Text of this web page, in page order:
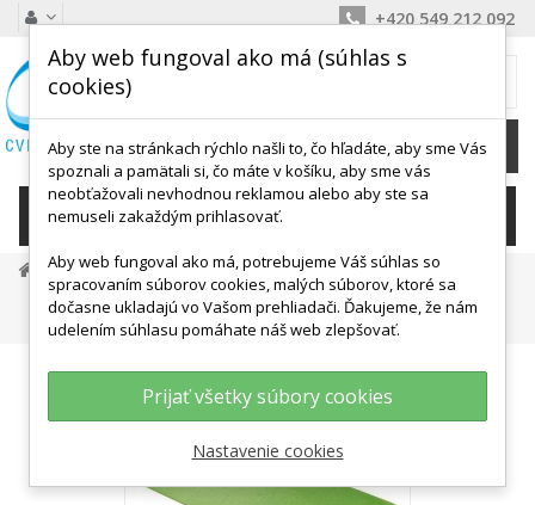
+420 549 212 092
KATEGÓRIE
Podložky A Žinenky
Reha A Fitness Žinenky
Reha A Cvičebné Podložky
Airex Podložka Fitline 180 X 60 X 1 Cm
Aby web fungoval ako má (súhlas s
cookies)
Aby ste na stránkach rýchlo našli to, čo hľadáte, aby sme Vás
spoznali a pamätali si, čo máte v košíku, aby sme vás
neobťažovali nevhodnou reklamou alebo aby ste sa
nemuseli zakaždým prihlasovať.
Aby web fungoval ako má, potrebujeme Váš súhlas so
spracovaním súborov cookies, malých súborov, ktoré sa
dočasne ukladajú vo Vašom prehliadači. Ďakujeme, že nám
udelením súhlasu pomáhate náš web zlepšovať.
Prijať všetky súbory cookies
Nastavenie cookies